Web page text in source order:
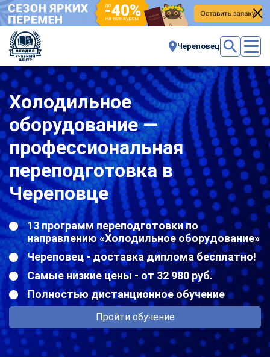
Череповец
Холодильное
оборудование —
профессиональная
переподготовка в
Череповце
13 программ переподготовки по
направлению «Холодильное оборудование»
Череповец - доставка диплома бесплатно!
Самые низкие цены - от 32 980 руб.
Полностью дистанционное обучение
Пройти обучение